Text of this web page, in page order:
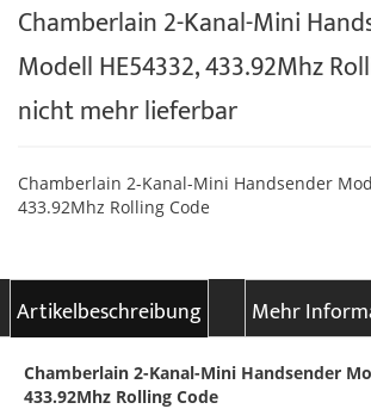
Chamberlain 2-Kanal-Mini
Modell HE54332, 433.92Mhz
nicht mehr lieferbar
Chamberlain 2-Kanal-Mini Handsender
433.92Mhz Rolling Code
Artikelbeschreibung Mehr
Chamberlain 2-Kanal-Mini Handsender
433.92Mhz Rolling Code